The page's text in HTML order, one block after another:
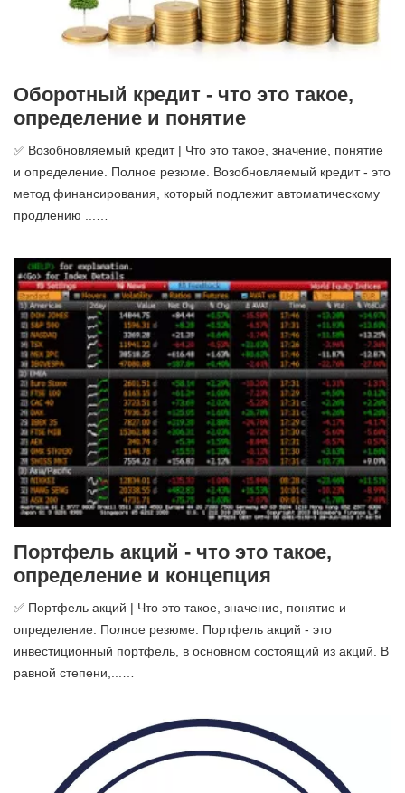
Оборотный кредит - что это такое,
определение и понятие
✅ Возобновляемый кредит | Что это такое, значение, понятие
и определение. Полное резюме. Возобновляемый кредит - это
метод финансирования, который подлежит автоматическому
продлению ...…
Портфель акций - что это такое,
определение и концепция
✅ Портфель акций | Что это такое, значение, понятие и
определение. Полное резюме. Портфель акций - это
инвестиционный портфель, в основном состоящий из акций. В
равной степени,...…